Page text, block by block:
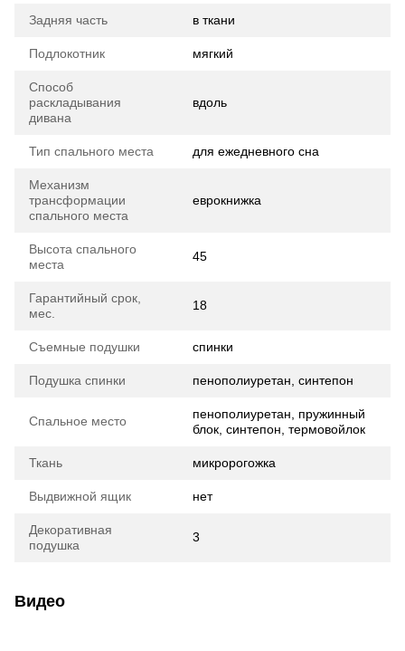
Задняя часть в ткани
Подлокотник мягкий
Способ
раскладывания
дивана
вдоль
Тип спального места для ежедневного сна
Механизм
трансформации
спального места
еврокнижка
Высота спального
места
45
Гарантийный срок,
мес.
18
Съемные подушки спинки
Подушка спинки пенополиуретан, синтепон
Спальное место
пенополиуретан, пружинный
блок, синтепон, термовойлок
Ткань микророгожка
Выдвижной ящик нет
Декоративная
подушка
3
Видео